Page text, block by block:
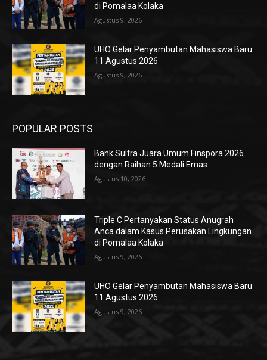
di Pomalaa Kolaka
Agustus 9, 2026
UHO Gelar Penyambutan Mahasiswa Baru
11 Agustus 2026
Agustus 9, 2026
POPULAR POSTS
Bank Sultra Juara Umum Finspora 2026
dengan Raihan 5 Medali Emas
Agustus 10, 2026
Triple C Pertanyakan Status Anugrah
Anca dalam Kasus Perusakan Lingkungan
di Pomalaa Kolaka
Agustus 9, 2026
UHO Gelar Penyambutan Mahasiswa Baru
11 Agustus 2026
Agustus 9, 2026